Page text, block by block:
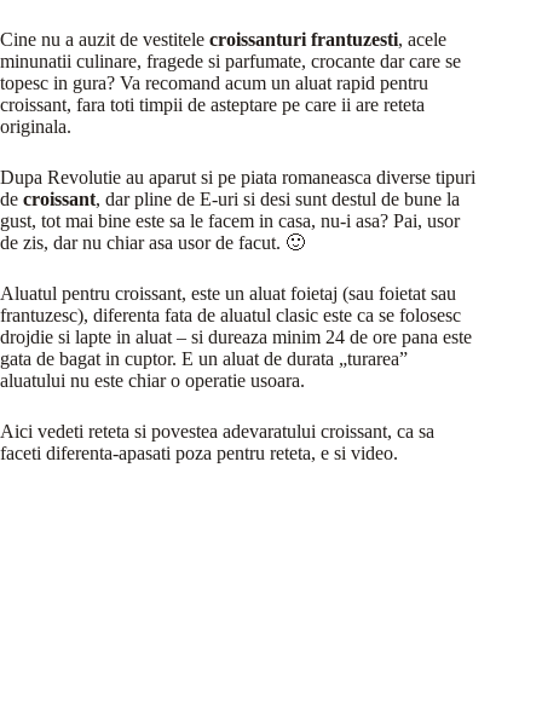
Cine nu a auzit de vestitele croissanturi frantuzesti, acele
minunatii culinare, fragede si parfumate, crocante dar care se
topesc in gura? Va recomand acum un aluat rapid pentru
croissant, fara toti timpii de asteptare pe care ii are reteta
originala.
Dupa Revolutie au aparut si pe piata romaneasca diverse tipuri
de croissant, dar pline de E-uri si desi sunt destul de bune la
gust, tot mai bine este sa le facem in casa, nu-i asa? Pai, usor
de zis, dar nu chiar asa usor de facut. 🙂
Aluatul pentru croissant, este un aluat foietaj (sau foietat sau
frantuzesc), diferenta fata de aluatul clasic este ca se folosesc
drojdie si lapte in aluat – si dureaza minim 24 de ore pana este
gata de bagat in cuptor. E un aluat de durata „turarea”
aluatului nu este chiar o operatie usoara.
Aici vedeti reteta si povestea adevaratului croissant, ca sa
faceti diferenta-apasati poza pentru reteta, e si video.